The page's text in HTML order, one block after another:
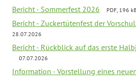
Bericht - Sommerfest 2026 PDF, 196
Bericht - Zuckertütenfest der
28.07.2026
Bericht - Rückblick auf das erste
07.07.2026
Information - Vorstellung eines